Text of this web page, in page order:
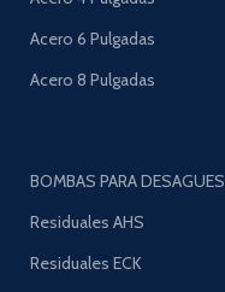
Acero 6 Pulgadas
Acero 8 Pulgadas
BOMBAS PARA DESAGUES
Residuales AHS
Residuales ECK